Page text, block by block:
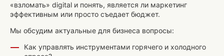
«взломать» digital и понять, является ли маркетинг
эффективным или просто съедает бюджет.
Мы обсудим актуальные для бизнеса вопросы:
Как управлять инструментами горячего и холодного